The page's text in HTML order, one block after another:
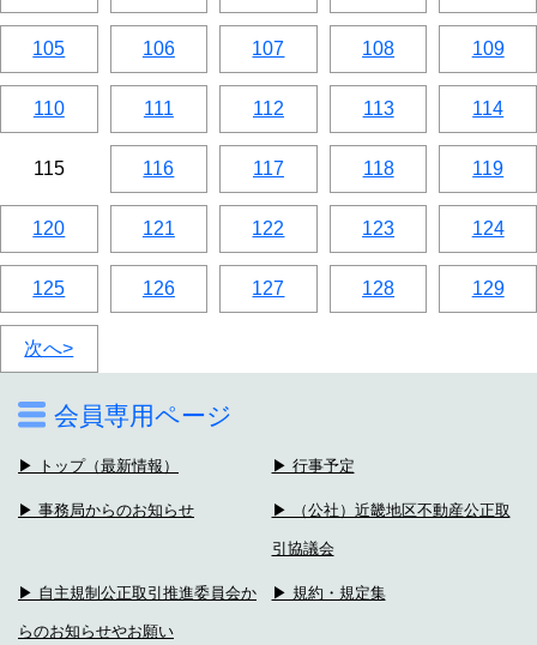
会員専用ページ
▶ トップ（最新情報） ▶ 行事予定
▶ 事務局からのお知らせ ▶ （公社）近畿地区不動産公正取
引協議会
▶ 自主規制公正取引推進委員会か
らのお知らせやお願い
▶ 規約・規定集
105 106 107 108 109
110 111 112 113 114
115 116 117 118 119
120 121 122 123 124
125 126 127 128 129
次へ>